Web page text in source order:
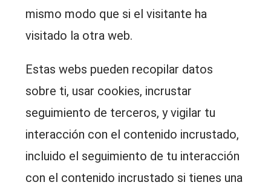
mismo modo que si el visitante ha
visitado la otra web.
Estas webs pueden recopilar datos
sobre ti, usar cookies, incrustar
seguimiento de terceros, y vigilar tu
interacción con el contenido incrustado,
incluido el seguimiento de tu interacción
con el contenido incrustado si tienes una